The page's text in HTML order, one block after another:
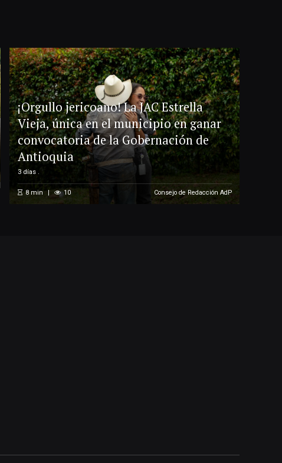
¡Orgullo jericoano! La JAC Estrella
Vieja, única en el municipio en ganar
convocatoria de la Gobernación de
Antioquia
3 días .
8min 10 Consejo de Redacción AdP